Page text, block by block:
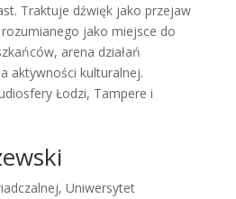
Traktuje dźwięk jako przejaw
jako miejsce do
arena działań
aktywności kulturalnej.
Łodzi, Tampere i
Uniwersytet